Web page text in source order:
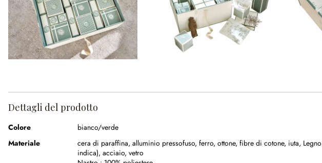
Dettagli del prodotto
Colore
bianco/verde
Materiale
cera di paraffina, alluminio pressofuso, ferro, ottone, fibre di cotone, iuta,
indica), acciaio, vetro